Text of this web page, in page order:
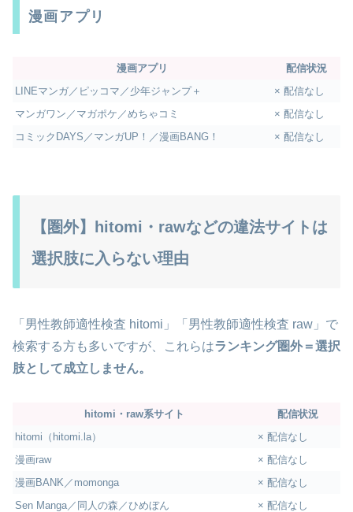
漫画アプリ
漫画アプリ
配信状況
LINEマンガ／ピッコマ／少年ジャンプ＋
× 配信なし
マンガワン／マガポケ／めちゃコミ
× 配信なし
コミックDAYS／マンガUP！／漫画BANG！
× 配信なし
【圏外】hitomi・rawなどの違法サイトは
選択肢に入らない理由
「男性教師適性検査 hitomi」「男性教師適性検査 raw」で
検索する方も多いですが、これらはランキング圏外＝選択
肢として成立しません。
hitomi・raw系サイト
配信状況
hitomi（hitomi.la）
× 配信なし
漫画raw
× 配信なし
漫画BANK／momonga
× 配信なし
Sen Manga／同人の森／ひめぼん
× 配信なし